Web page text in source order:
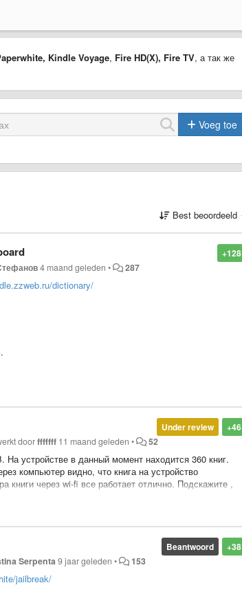
Kindle Voyage, Fire HD(X), Fire TV, а так же
Voeg toe
Best beoordeeld
+128
4 maand geleden • 287
dictionary/
+46
Under review
doorfffffff 11 maand geleden • 52
На устройстве в данный момент находится 360 книг.
компьютер видно, что книга на устройство
книги через wi-fi все работает отлично. Подскажите ,
+38
Beantwoord
Serpenta9 jaar geleden • 153
jailbreak/